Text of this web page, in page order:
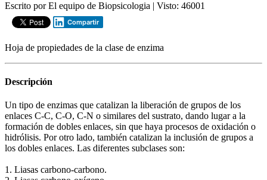
Escrito por El equipo de Biopsicologia | Visto: 46001
Compartir
Hoja de propiedades de la clase de enzima
Descripción
Un tipo de enzimas que catalizan la liberación de grupos de los
enlaces C-C, C-O, C-N o similares del sustrato, dando lugar a la
formación de dobles enlaces, sin que haya procesos de oxidación o
hidrólisis. Por otro lado, también catalizan la inclusión de grupos a
los dobles enlaces. Las diferentes subclases son:
1. Liasas carbono-carbono.